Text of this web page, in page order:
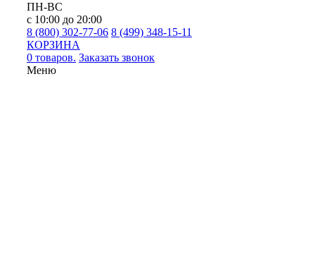
ПН-ВС
с 10:00 до 20:00
8 (800) 302-77-06 8 (499) 348-15-11
КОРЗИНА
0 товаров. Заказать звонок
Меню